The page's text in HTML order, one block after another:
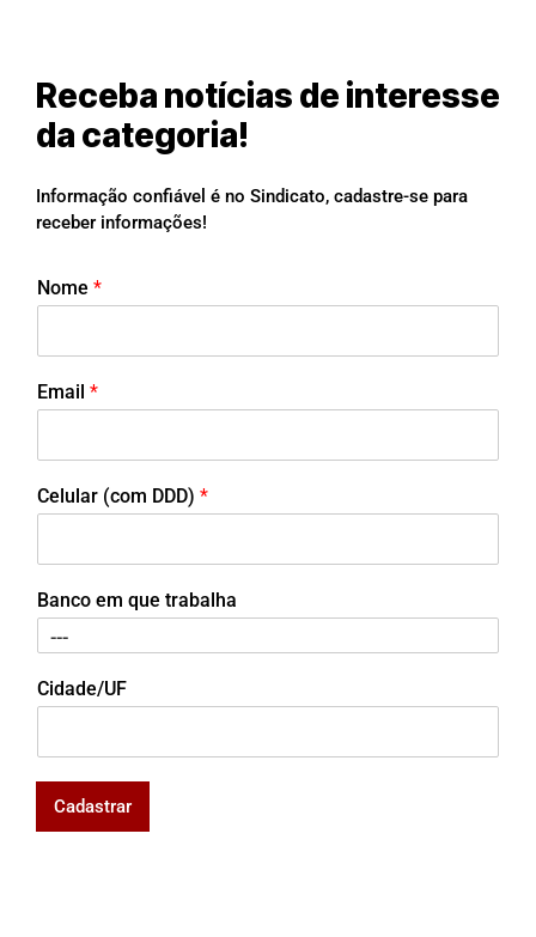
Receba notícias de interesse
da categoria!
Informação confiável é no Sindicato, cadastre-se para
receber informações!
Nome *
Email *
Celular (com DDD) *
Banco em que trabalha
Cidade/UF
Cadastrar